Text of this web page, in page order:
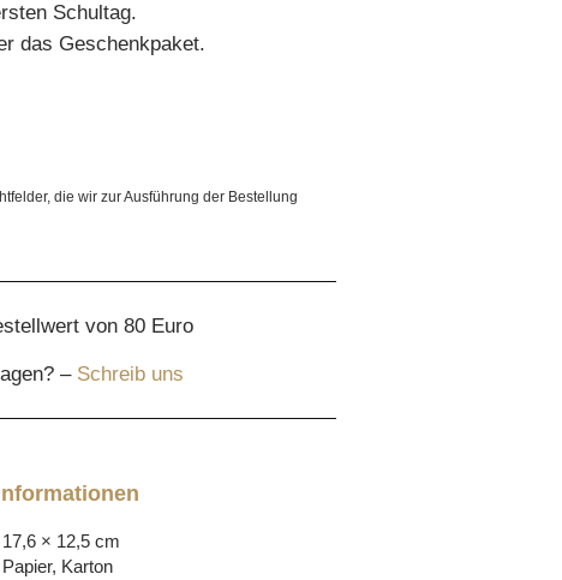
Schultag.
das Geschenkpaket.
die wir zur Ausführung der Bestellung
von 80 Euro
– Schreib uns
17,6 × 12,5 cm
Papier, Karton